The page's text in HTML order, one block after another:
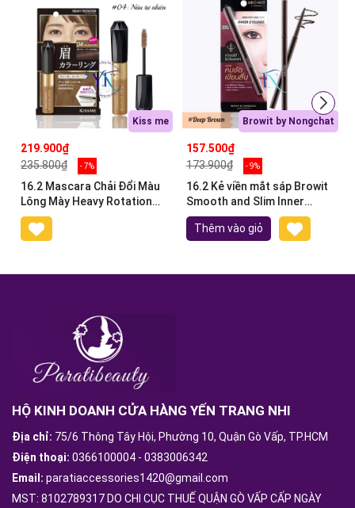
Kiss me
219.900₫
235.800₫
- 7%
16.2 Mascara Chải Đổi Màu
Lông Mày Heavy Rotation
Coloring Eyebrow #04
Browit by Nongchat
157.500₫
173.900₫
- 9%
16.2 Kẻ viền mắt sáp Browit
Smooth and Slim Inner
Eyeliner #Deep Brown 0.1g
Thêm vào giỏ
HỘ KINH DOANH CỬA HÀNG YẾN TRANG NHI
Địa chỉ: 75/6 Thông Tây Hội, Phường 10, Quận Gò Vấp, TP.HCM
Điện thoại: 0366100004 - 0383006342
Email: paratiaccessories1420@gmail.com
MST: 8102789317 DO CHI CỤC THUẾ QUẬN GÒ VẤP CẤP NGÀY